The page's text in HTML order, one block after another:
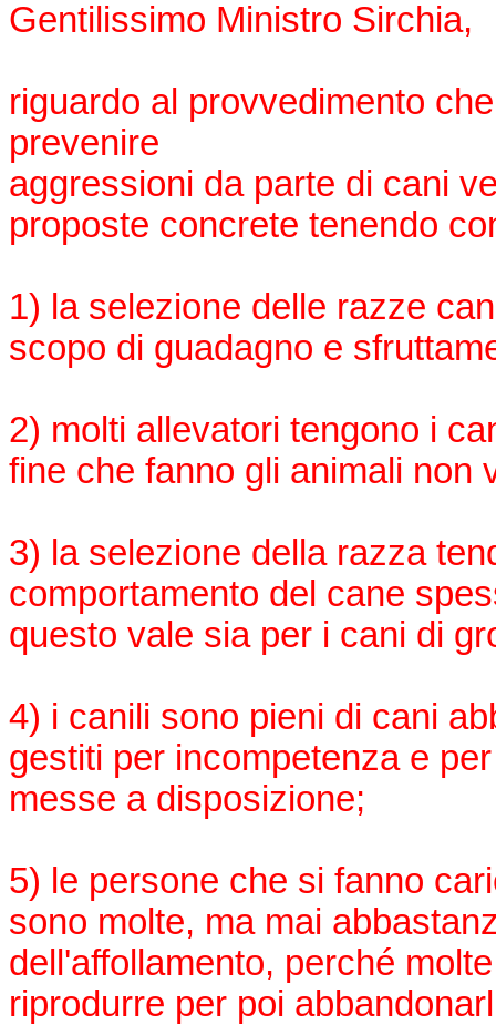
Gentilissimo Ministro Sirchia,
riguardo al provvedimento
prevenire
aggressioni da parte di cani
proposte concrete tenendo
1) la selezione delle razze
scopo di guadagno e
2) molti allevatori tengono i
fine che fanno gli animali non
3) la selezione della razza
comportamento del cane
questo vale sia per i cani di
4) i canili sono pieni di cani
gestiti per incompetenza e
messe a disposizione;
5) le persone che si fanno
sono molte, ma mai
dell'affollamento, perché
riprodurre per poi